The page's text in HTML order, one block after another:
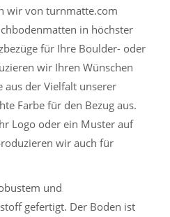
wir von turnmatte.com
in höchster
für Ihre Boulder- oder
wir Ihren Wünschen
aus der Vielfalt unserer
Farbe für den Bezug aus.
Logo oder ein Muster auf
wir auch für
und
gefertigt. Der Boden ist